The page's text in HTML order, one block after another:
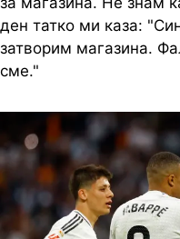
ден татко ми каза:
затворим магазина.
сме."